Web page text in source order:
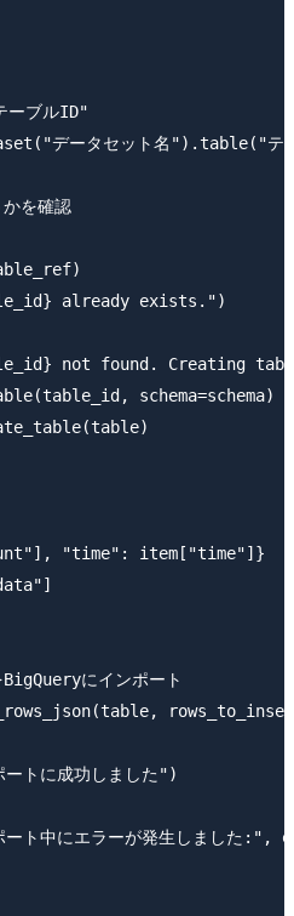
ブルID"
データセット名").table("テ
を確認
already exists.")
not found. Creating
schema=schema)
"time": item["time"]}
にインポート
トに成功しました")
ト中にエラーが発生しました:",